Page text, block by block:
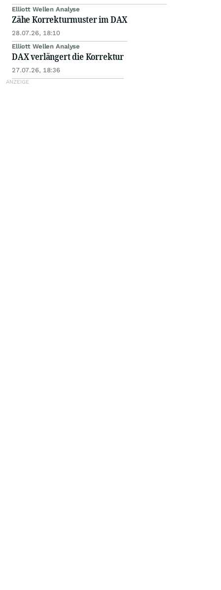
Elliott Wellen Analyse
Zähe Korrekturmuster im DAX
28.07.26, 18:10
Elliott Wellen Analyse
DAX verlängert die Korrektur
27.07.26, 18:36